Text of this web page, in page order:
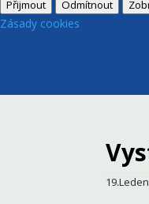
Přijmout Odmítnout
Zásady cookies